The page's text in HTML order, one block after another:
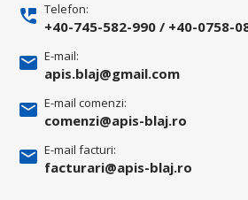
Telefon:
+40-745-582-990 / +40-0758-
E-mail:
apis.blaj@gmail.com
E-mail comenzi:
comenzi@apis-blaj.ro
E-mail facturi:
facturari@apis-blaj.ro